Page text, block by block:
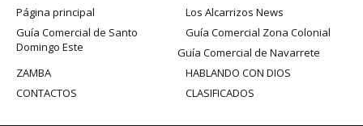
Página principal
Los Alcarrizos News
Guía Comercial de Santo
Domingo Este
Guía Comercial Zona Colonial
Guía Comercial de Navarrete
HABLANDO CON DIOS
ZAMBA
CLASIFICADOS
CONTACTOS